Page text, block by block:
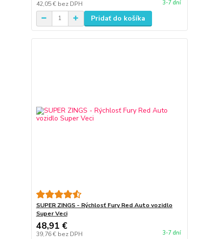
42,05 € bez DPH 3-7 dní
Pridať do košíka
SUPER ZINGS - Rýchlosť Fury Red Auto vozidlo
Super Veci
48,91 €
39,76 € bez DPH 3-7 dní